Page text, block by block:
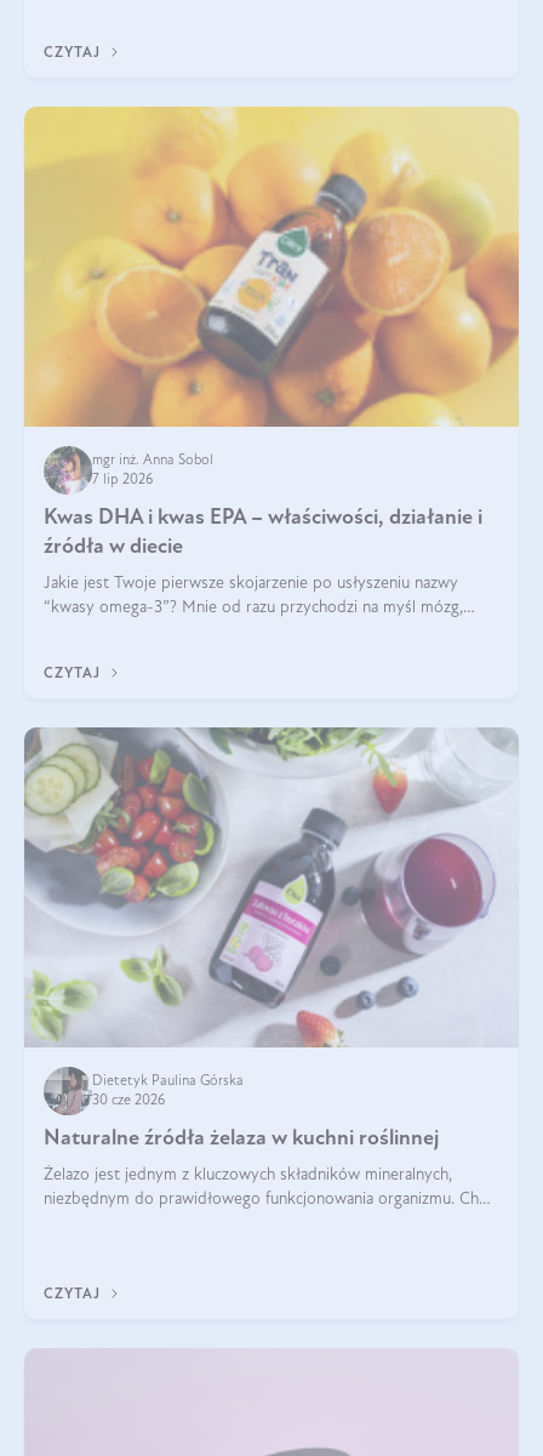
CZYTAJ
mgr inż. Anna Sobol
7 lip 2026
Kwas DHA i kwas EPA – właściwości, działanie i
źródła w diecie
Jakie jest Twoje pierwsze skojarzenie po usłyszeniu nazwy
“kwasy omega-3”? Mnie od razu przychodzi na myśl mózg,
EPA.
CZYTAJ
Dietetyk Paulina Górska
30 cze 2026
Naturalne źródła żelaza w kuchni roślinnej
Żelazo jest jednym z kluczowych składników mineralnych,
niezbędnym do prawidłowego funkcjonowania organizmu. Choć
CZYTAJ